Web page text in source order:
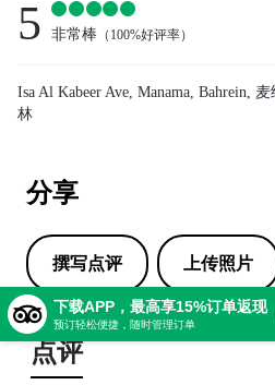
5 非常棒 （ 100%好评率）
Isa Al Kabeer Ave, Manama, Bahrein,
林
分享
撰写点评 上传照片
点评
下载APP，最高享15%订单返现
预订轻松便捷，随时管理订单